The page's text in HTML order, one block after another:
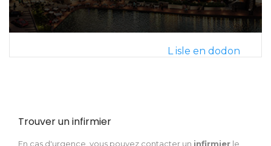
L isle en dodon
Trouver un infirmier
En cas d'urgence, vous pouvez contacter un infirmier le